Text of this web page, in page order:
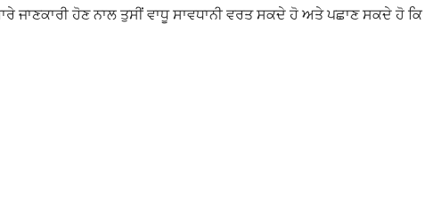
ਹੋਣ ਨਾਲ ਤੁਸੀਂ ਵਾਧੂ ਸਾਵਧਾਨੀ ਵਰਤ ਸਕਦੇ ਹੋ ਅਤੇ ਪਛਾਣ ਸਕਦੇ ਹੋ ਕਿ